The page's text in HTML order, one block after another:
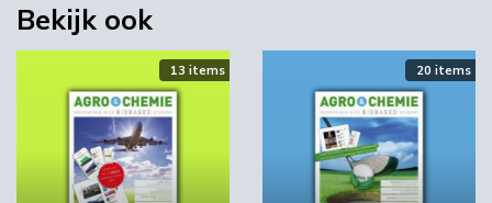
Bekijk ook
13 items 20 items